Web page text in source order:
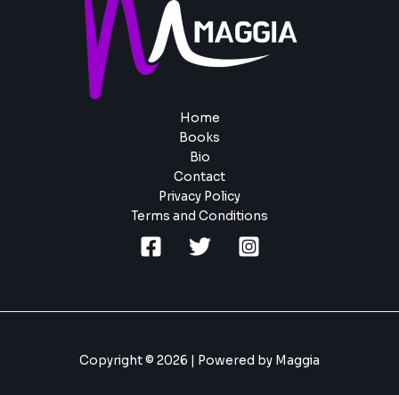
Home
Books
Bio
Contact
Privacy Policy
Terms and Conditions
Copyright © 2026 | Powered by Maggia